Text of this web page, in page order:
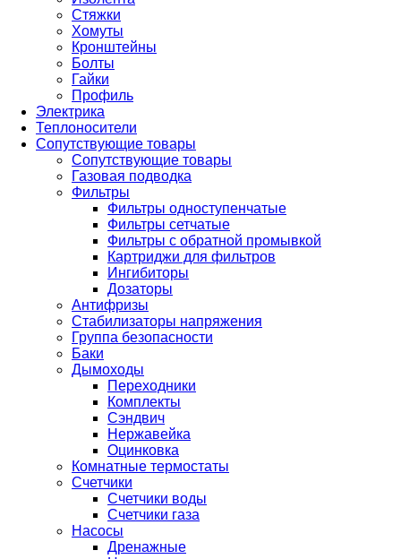
Стяжки
Хомуты
Кронштейны
Болты
Гайки
Профиль
Электрика
Теплоносители
Сопутствующие товары
Сопутствующие товары
Газовая подводка
Фильтры
Фильтры одноступенчатые
Фильтры сетчатые
Фильтры с обратной промывкой
Картриджи для фильтров
Ингибиторы
Дозаторы
Антифризы
Стабилизаторы напряжения
Группа безопасности
Баки
Дымоходы
Переходники
Комплекты
Сэндвич
Нержавейка
Оцинковка
Комнатные термостаты
Счетчики
Счетчики воды
Счетчики газа
Насосы
Дренажные